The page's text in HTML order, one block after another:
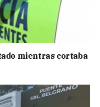
mientras cortaba